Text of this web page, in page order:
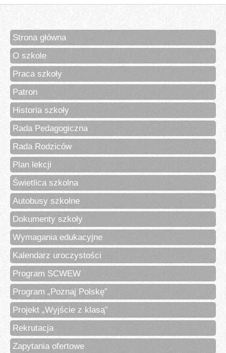
Strona główna
O szkole
Praca szkoły
Patron
Historia szkoły
Rada Pedagogiczna
Rada Rodziców
Plan lekcji
Świetlica szkolna
Autobusy szkolne
Dokumenty szkoły
Wymagania edukacyjne
Kalendarz uroczystości
Program SCWEW
Program „Poznaj Polskę”
Projekt „Wyjście z klasą”
Rekrutacja
Zapytania ofertowe